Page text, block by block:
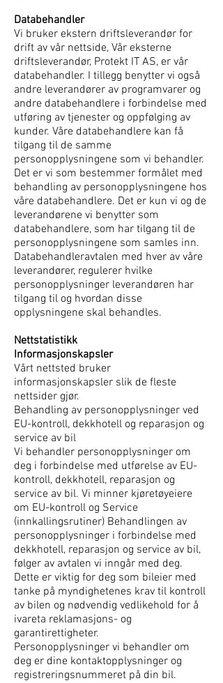
Databehandler
Vi bruker ekstern driftsleverandør for
drift av vår nettside, Vår eksterne
driftsleverandør, Protekt IT AS, er vår
databehandler. I tillegg benytter vi også
andre leverandører av programvarer og
andre databehandlere i forbindelse med
utføring av tjenester og oppfølging av
kunder. Våre databehandlere kan få
tilgang til de samme
personopplysningene som vi behandler.
Det er vi som bestemmer formålet med
behandling av personopplysningene hos
våre databehandlere. Det er kun vi og de
leverandørene vi benytter som
databehandlere, som har tilgang til de
personopplysningene som samles inn.
Databehandleravtalen med hver av våre
leverandører, regulerer hvilke
personopplysninger leverandøren har
tilgang til og hvordan disse
opplysningene skal behandles.
Nettstatistikk
Informasjonskapsler
Vårt nettsted bruker
informasjonskapsler slik de fleste
nettsider gjør.
Behandling av personopplysninger ved
EU-kontroll, dekkhotell og reparasjon og
service av bil
Vi behandler personopplysninger om
deg i forbindelse med utførelse av EU-
kontroll, dekkhotell, reparasjon og
service av bil. Vi minner kjøretøyeiere
om EU-kontroll og Service
(innkallingsrutiner) Behandlingen av
personopplysninger i forbindelse med
dekkhotell, reparasjon og service av bil,
følger av avtalen vi inngår med deg.
Dette er viktig for deg som bileier med
tanke på myndighetenes krav til kontroll
av bilen og nødvendig vedlikehold for å
ivareta reklamasjons- og
garantirettigheter.
Personopplysninger vi behandler om
deg er dine kontaktopplysninger og
registreringsnummeret på din bil.